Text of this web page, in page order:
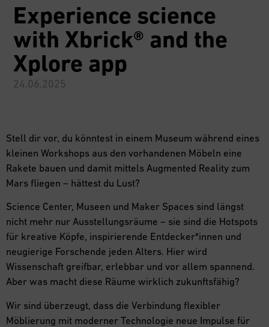
Experience science
with Xbrick® and the
Xplore app
24.06.2025
Stell dir vor, du könntest in einem Museum während eines
kleinen Workshops aus den vorhandenen Möbeln eine
Rakete bauen und damit mittels Augmented Reality zum
Mars fliegen – hättest du Lust?
Science Center, Museen und Maker Spaces sind längst
nicht mehr nur Ausstellungsräume – sie sind die Hotspots
für kreative Köpfe, inspirierende Entdecker*innen und
neugierige Forschende jeden Alters. Hier wird
Wissenschaft greifbar, erlebbar und vor allem spannend.
Aber was macht diese Räume wirklich zukunftsfähig?
Wir sind überzeugt, dass die Verbindung flexibler
Möblierung mit moderner Technologie neue Impulse für